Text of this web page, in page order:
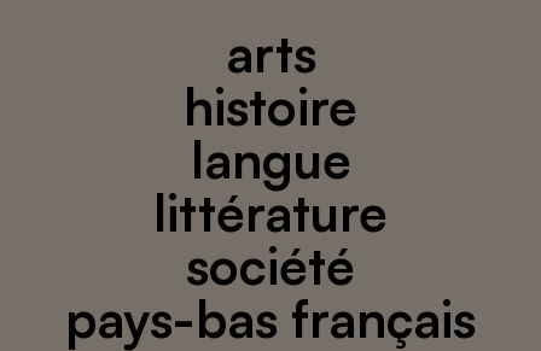
arts
histoire
langue
littérature
société
pays-bas français